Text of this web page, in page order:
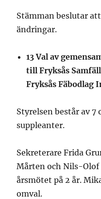
Stämman beslutar
ändringar.
13 Val av
till Fryksås
Fryksås Fäbodlag
Styrelsen består av
suppleanter.
Sekreterare Frida
Mårten och Nils-Olof
årsmötet på 2 år.
omval.